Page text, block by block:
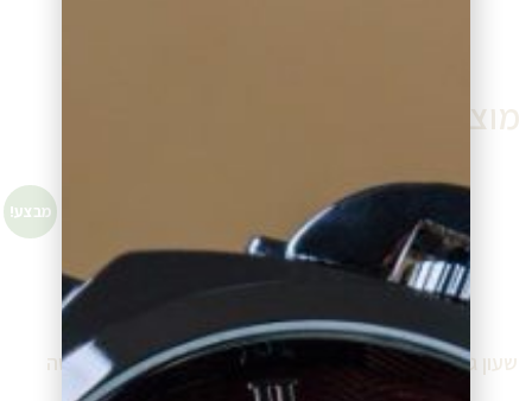
מוצרים דומים
מבצע!
שעון גלרי כסוף לאשה 15680
מבצע!
שעון גלרי כסוף לאשה
157841